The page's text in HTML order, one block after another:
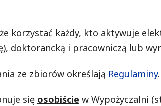
korzystać każdy, kto aktywuje
doktorancką i pracowniczą lub
ze zbiorów określają Regulaminy.
się osobiście w Wypożyczalni